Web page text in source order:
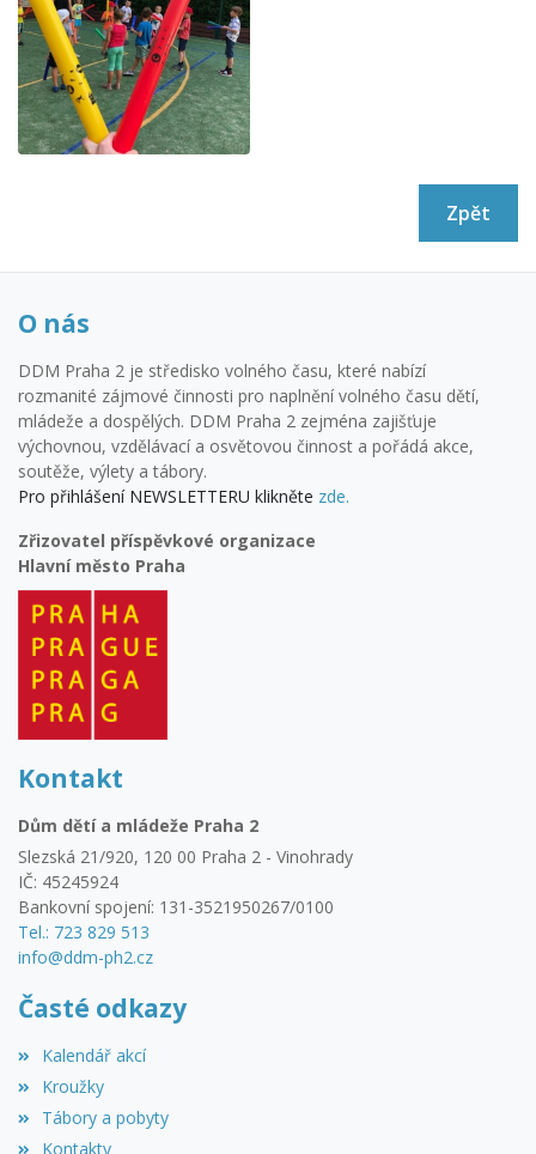
Zpět
O nás
DDM Praha 2 je středisko volného času, které nabízí
rozmanité zájmové činnosti pro naplnění volného času dětí,
mládeže a dospělých. DDM Praha 2 zejména zajišťuje
výchovnou, vzdělávací a osvětovou činnost a pořádá akce,
soutěže, výlety a tábory.
Pro přihlášení NEWSLETTERU klikněte zde.
Zřizovatel příspěvkové organizace
Hlavní město Praha
Kontakt
Dům dětí a mládeže Praha 2
Slezská 21/920, 120 00 Praha 2 - Vinohrady
IČ: 45245924
Bankovní spojení: 131-3521950267/0100
Tel.: 723 829 513
info@ddm-ph2.cz
Časté odkazy
Kalendář akcí
Kroužky
Tábory a pobyty
Kontakty